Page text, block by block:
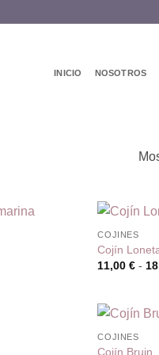
INICIO NOSOTROS
COJINES
Cojín
11,00€ -
COJINES
Cojín Bruin